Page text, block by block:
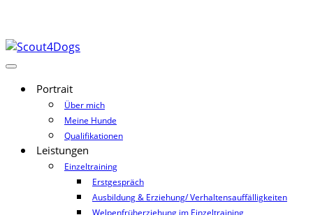
Portrait
Über mich
Meine Hunde
Qualifikationen
Leistungen
Einzeltraining
Erstgespräch
Ausbildung & Erziehung/ Verhaltensauffälligkeiten
Welpenfrüherziehung im Einzeltraining